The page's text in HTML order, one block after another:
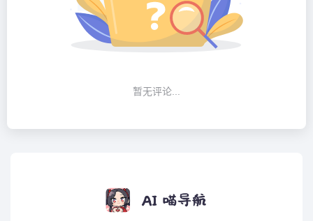
暂无评论...